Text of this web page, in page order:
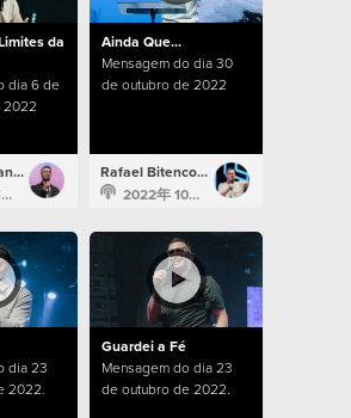
da
dia 6 de
2022
Raphael Galante
Ainda Que...
Mensagem do dia 30
de outubro de 2022
Rafael Bitencourt
2022年 10月 30日
dia 23
2022.
Guardei a Fé
Mensagem do dia 23
de outubro de 2022.